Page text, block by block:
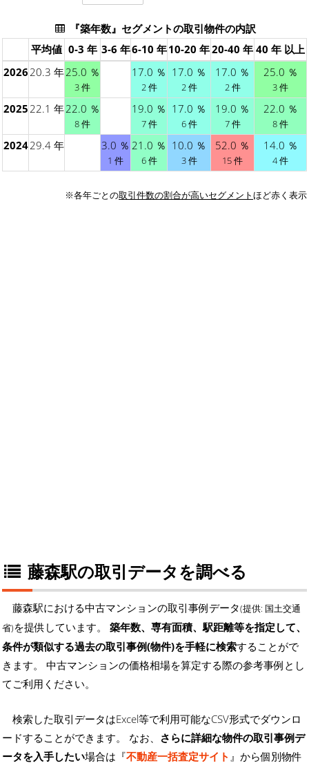
『築年数』セグメントの取引物件の内訳
平均値 0-3 年 3-6 年6-10 年10-20 年20-40 年 40 年 以上
202620.3 年25.0 ％
3 件
17.0 ％
2 件
17.0 ％
2 件
17.0 ％
2 件
25.0 ％
3 件
202522.1 年22.0 ％
8 件
19.0 ％
7 件
17.0 ％
6 件
19.0 ％
7 件
22.0 ％
8 件
202429.4 年 3.0 ％
1 件
21.0 ％
6 件
10.0 ％
3 件
52.0 ％
15 件
14.0 ％
4 件
※各年ごとの取引件数の割合が高いセグメントほど赤く表示
藤森駅の取引データを調べる
藤森駅における中古マンションの取引事例データ(提供: 国土交通
省)を提供しています。 築年数、専有面積、駅距離等を指定して、
条件が類似する過去の取引事例(物件)を手軽に検索することがで
きます。 中古マンションの価格相場を算定する際の参考事例とし
てご利用ください。
検索した取引データはExcel等で利用可能なCSV形式でダウンロ
ードすることができます。 なお、 さらに詳細な物件の取引事例デ
ータを入手したい場合は『不動産一括査定サイト 』から個別物件